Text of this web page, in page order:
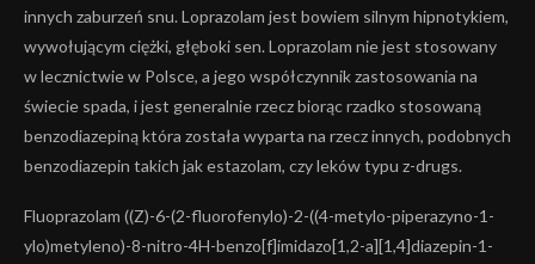
innych zaburzeń snu. Loprazolam jest bowiem silnym hipnotykiem,
wywołującym ciężki, głęboki sen. Loprazolam nie jest stosowany
w lecznictwie w Polsce, a jego współczynnik zastosowania na
świecie spada, i jest generalnie rzecz biorąc rzadko stosowaną
benzodiazepiną która została wyparta na rzecz innych, podobnych
benzodiazepin takich jak estazolam, czy leków typu z-drugs.
Fluoprazolam ((Z)-6-(2-fluorofenylo)-2-((4-metylo-piperazyno-1-
ylo)metyleno)-8-nitro-4H-benzo[f]imidazo[1,2-a][1,4]diazepin-1-